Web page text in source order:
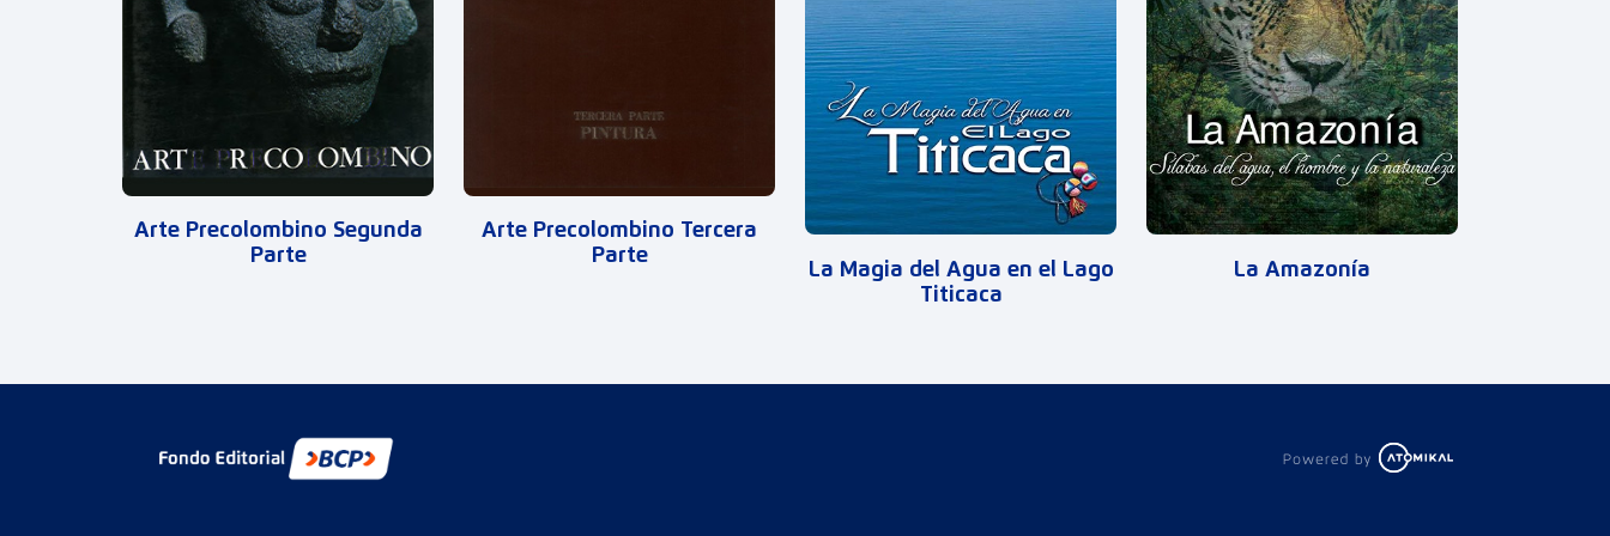
Arte Precolombino Segunda
Parte
Arte Precolombino Tercera
Parte
La Magia del Agua en el Lago
Titicaca
La Amazonía